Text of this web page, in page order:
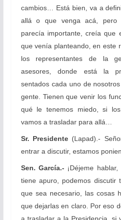
cambios… Está bien, va a
allá o que venga acá, pero
parecía importante, creía que
que venía planteando, en este
los representantes de la
asesores, donde está la
sentados cada uno de
gente. Tienen que venir los
qué le tenemos miedo, si
vamos a trasladar para allá…
Sr. Presidente (Lapad).-
entrar a discutir, estamos
Sen. García.- ¡Déjeme
tiene apuro, podemos discutir
que sea necesario, las cosas
que dejarlas en claro. Por eso